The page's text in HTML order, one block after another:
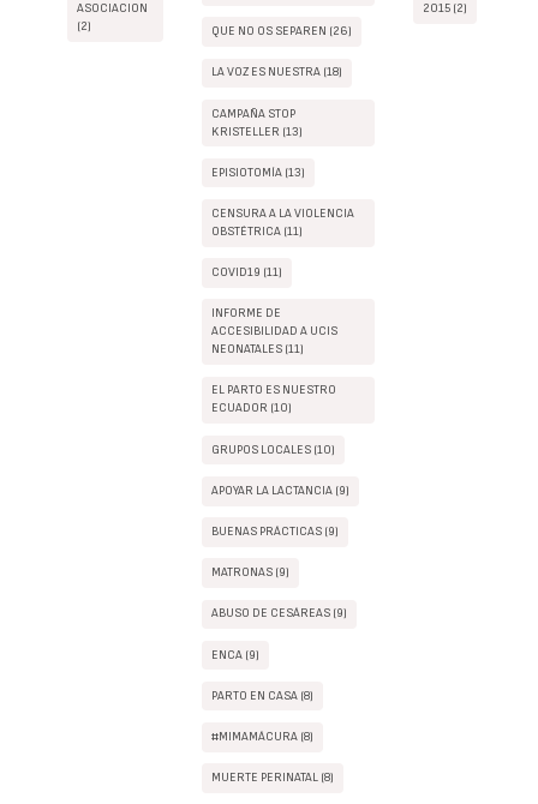
ASOCIACION
(2)
QUE NO OS SEPAREN (26)
LA VOZ ES NUESTRA (18)
CAMPAÑA STOP
KRISTELLER (13)
EPISIOTOMÍA (13)
CENSURA A LA VIOLENCIA
OBSTÉTRICA (11)
COVID19 (11)
INFORME DE
ACCESIBILIDAD A UCIS
NEONATALES (11)
EL PARTO ES NUESTRO
ECUADOR (10)
GRUPOS LOCALES (10)
APOYAR LA LACTANCIA (9)
BUENAS PRÁCTICAS (9)
MATRONAS (9)
ABUSO DE CESÁREAS (9)
ENCA (9)
PARTO EN CASA (8)
#MIMAMÁCURA (8)
MUERTE PERINATAL (8)
2015 (2)